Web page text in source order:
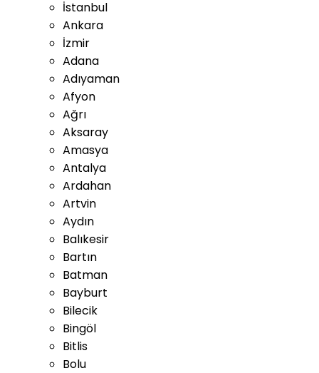
İstanbul
Ankara
İzmir
Adana
Adıyaman
Afyon
Ağrı
Aksaray
Amasya
Antalya
Ardahan
Artvin
Aydın
Balıkesir
Bartın
Batman
Bayburt
Bilecik
Bingöl
Bitlis
Bolu